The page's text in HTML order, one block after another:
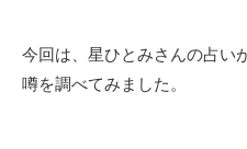
今回は、星ひとみさんの占い
噂を調べてみました。